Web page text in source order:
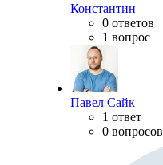
Константин
0 ответов
1 вопрос
Павел Сайк
1 ответ
0 вопросов